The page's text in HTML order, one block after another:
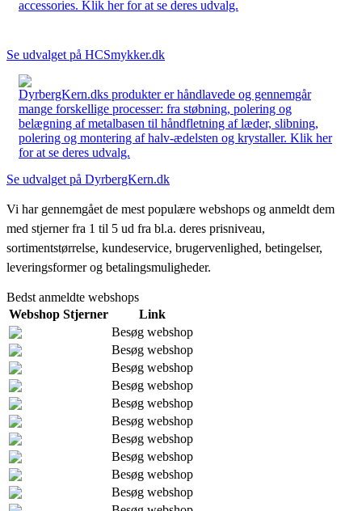
accessories. Klik her for at se deres udvalg.
Se udvalget på HCSmykker.dk
DyrbergKern.dks produkter er håndlavede og gennemgår
mange forskellige processer: fra støbning, polering og
belægning af metalbasen til håndfletning af læder, slibning,
polering og montering af halv-ædelsten og krystaller. Klik her
for at se deres udvalg.
Se udvalget på DyrbergKern.dk
Vi har gennemgået de mest populære webshops og anmeldt dem
med stjerner fra 1 til 5 ud fra bl.a. deres prisniveau,
sortimentstørrelse, kundeservice, brugervenlighed, betingelser,
leveringsformer og betalingsmuligheder.
Bedst anmeldte webshops
Webshop Stjerner
Link
Besøg webshop
Besøg webshop
Besøg webshop
Besøg webshop
Besøg webshop
Besøg webshop
Besøg webshop
Besøg webshop
Besøg webshop
Besøg webshop